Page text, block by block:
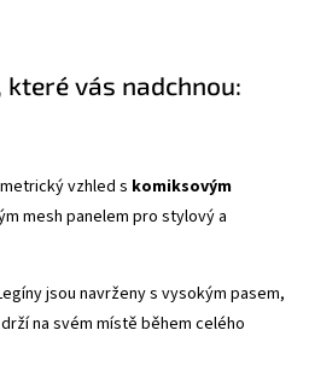
vás nadchnou:
vzhled s komiksovým
mesh panelem pro stylový a
jsou navrženy s vysokým pasem,
na svém místě během celého